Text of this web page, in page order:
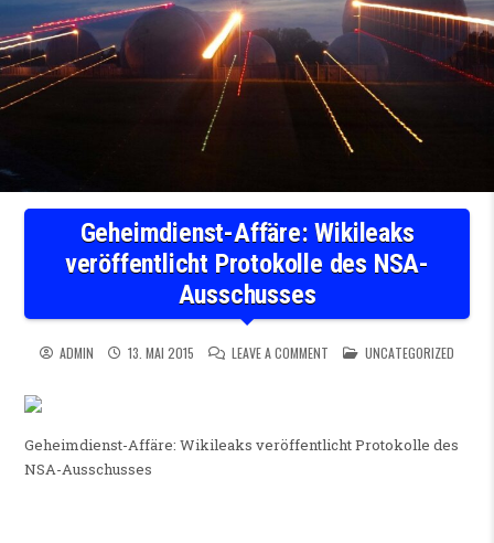
Geheimdienst-Affäre: Wikileaks
veröffentlicht Protokolle des NSA-
Ausschusses
ADMIN 13. MAI 2015 LEAVE A COMMENT ON GEHEIMDIENST-AFFÄRE:
POSTED IN
UNCATEGORIZED
Geheimdienst-Affäre: Wikileaks veröffentlicht Protokolle des
NSA-Ausschusses